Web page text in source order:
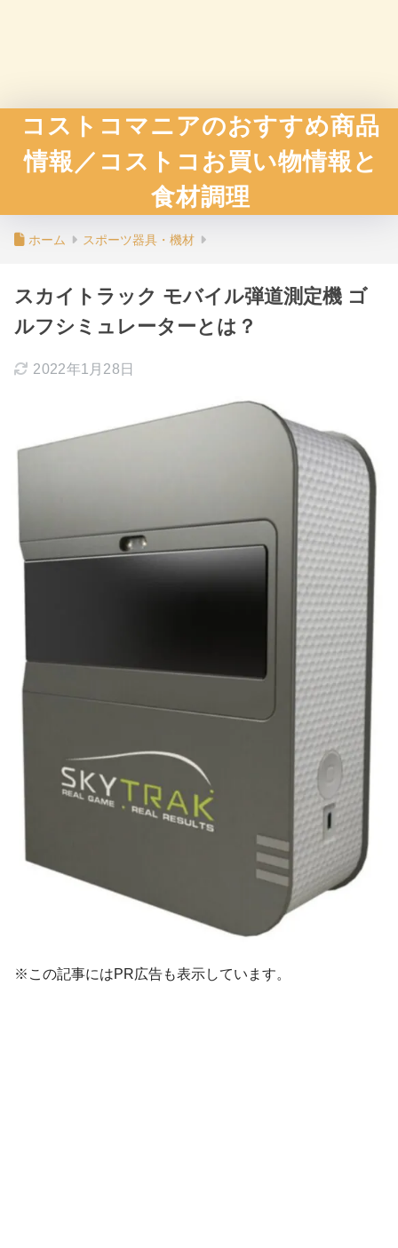
コストコマニアのおすすめ商品
情報／コストコお買い物情報と
食材調理
ホーム スポーツ器具・機材
スカイトラック モバイル弾道測定機 ゴ
ルフシミュレーターとは？
2022年1月28日
※この記事にはPR広告も表示しています。